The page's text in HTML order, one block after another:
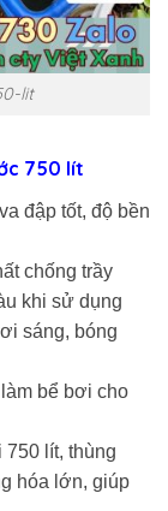
lit
750 lít
đập tốt, độ bền
chống trầy
khi sử dụng
sáng, bóng
bể bơi cho
lít, thùng
hóa lớn, giúp